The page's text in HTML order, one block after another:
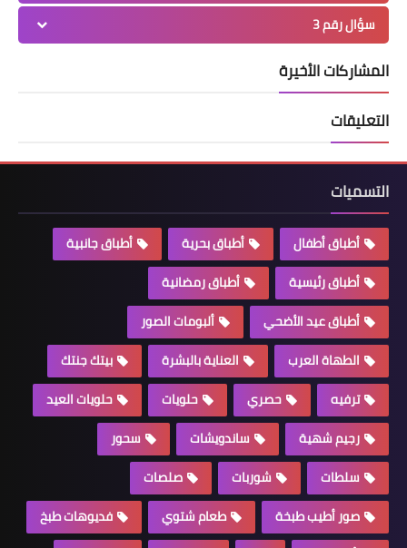
سؤال رقم 3
المشاركات الأخيرة
التعليقات
التسميات
أطباق أطفال أطباق بحرية
أطباق جانبية
أطباق رئيسية
أطباق رمضانية
أطباق عيد الأضحي
ألبومات الصور
الطهاة العرب
العناية بالبشرة
بيتك جنتك
ترفيه
حصري حلويات
حلويات العيد
رجيم شهية
ساندويشات
سحور
سلطات
شوربات
صلصات
صور أطيب طبخة
طعام شتوي
فديوهات طبخ